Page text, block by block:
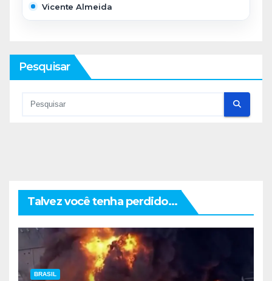
Vicente Almeida
Pesquisar
Talvez você tenha perdido...
BRASIL